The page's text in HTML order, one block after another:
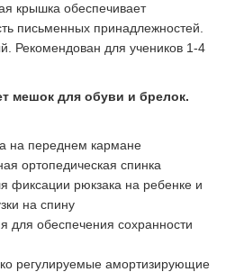
крышка обеспечивает
письменных принадлежностей.
Рекомендован для учеников 1-4
мешок для обуви и брелок.
на переднем кармане
ортопедическая спинка
фиксации рюкзака на ребенке и
на спину
для обеспечения сохранности
регулируемые амортизирующие